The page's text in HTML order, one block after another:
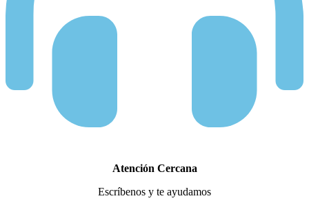
Atención Cercana
Escríbenos y te ayudamos